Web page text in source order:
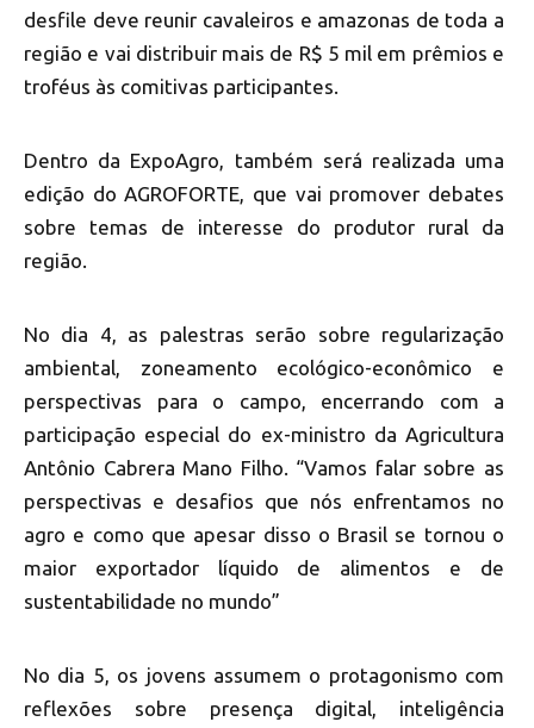
desfile deve reunir cavaleiros e amazonas de toda a
região e vai distribuir mais de R$ 5 mil em prêmios e
troféus às comitivas participantes.
Dentro da ExpoAgro, também será realizada uma
edição do AGROFORTE, que vai promover debates
sobre temas de interesse do produtor rural da
região.
No dia 4, as palestras serão sobre regularização
ambiental, zoneamento ecológico-econômico e
perspectivas para o campo, encerrando com a
participação especial do ex-ministro da Agricultura
Antônio Cabrera Mano Filho. “Vamos falar sobre as
perspectivas e desafios que nós enfrentamos no
agro e como que apesar disso o Brasil se tornou o
maior exportador líquido de alimentos e de
sustentabilidade no mundo”
No dia 5, os jovens assumem o protagonismo com
reflexões sobre presença digital, inteligência